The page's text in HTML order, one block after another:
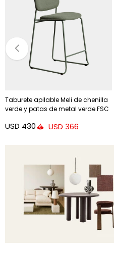
Taburete apilable Meli de chenilla
verde y patas de metal verde FSC
USD 430 USD 366